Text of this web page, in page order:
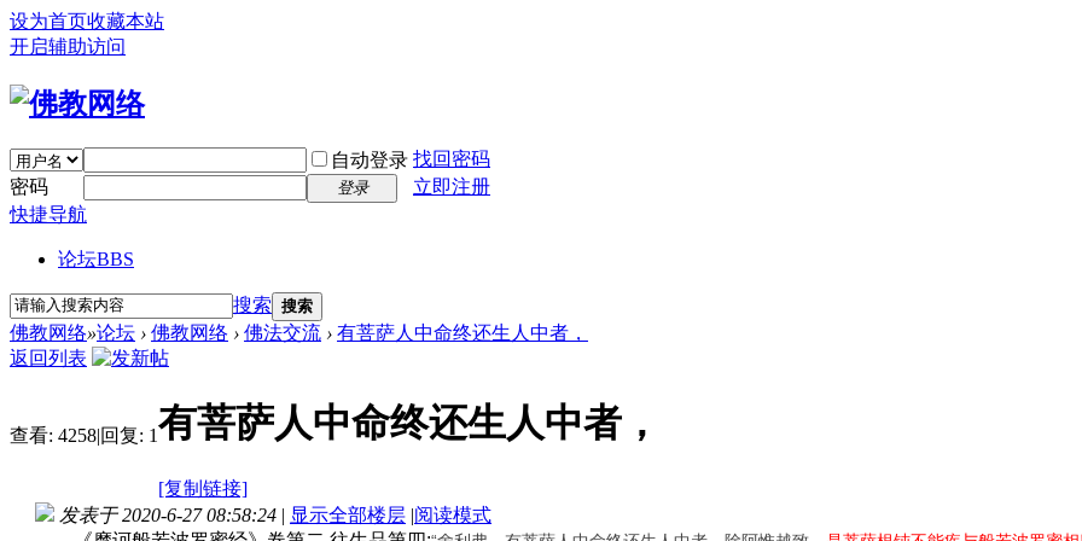
设为首页收藏本站
开启辅助访问
自动登录 找回密码
密码
登录
立即注册
快捷导航
论坛BBS
搜索 搜索
佛教网络»论坛 › 佛教网络 › 佛法交流 › 有菩萨人中命终还生人中者，
返回列表
查看: 4258|回复: 1有菩萨人中命终还生人中者，
[复制链接]
发表于 2020-6-27 08:58:24 | 显示全部楼层 |阅读模式